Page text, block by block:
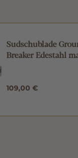
Sudschublade
Breaker Edestahl
109,00 €